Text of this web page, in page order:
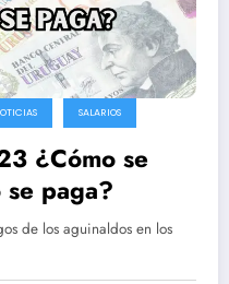
SALARIOS
¿Cómo se
paga?
de los aguinaldos en los